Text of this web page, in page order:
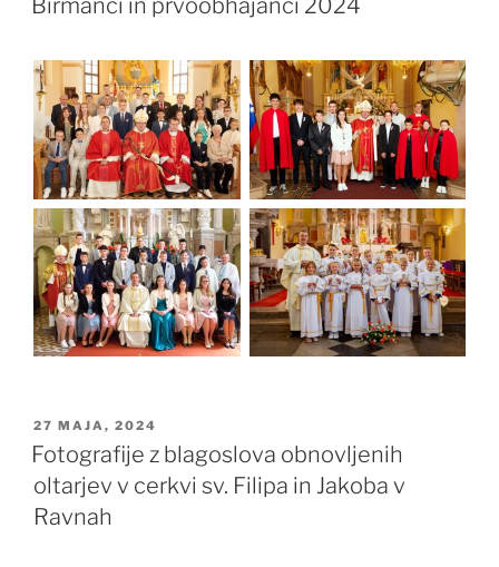
Birmanci in prvoobhajanci 2024
OBJAVLJENO
DNE
27 MAJA, 2024
Fotografije z blagoslova obnovljenih
oltarjev v cerkvi sv. Filipa in Jakoba v
Ravnah